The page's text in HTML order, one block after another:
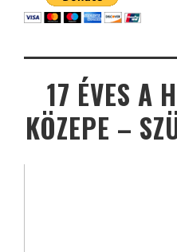
17 ÉVES A
KÖZEPE –